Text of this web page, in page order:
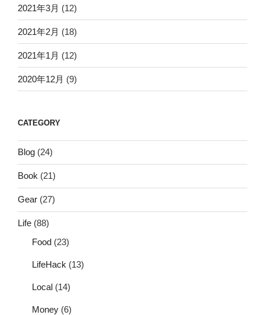
2021年3月 (12)
2021年2月 (18)
2021年1月 (12)
2020年12月 (9)
CATEGORY
Blog (24)
Book (21)
Gear (27)
Life (88)
Food (23)
LifeHack (13)
Local (14)
Money (6)